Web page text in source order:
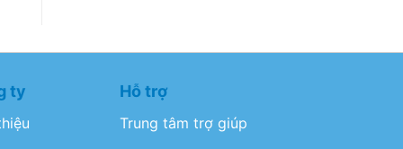
ty Hỗ trợ
Trung tâm trợ giúp